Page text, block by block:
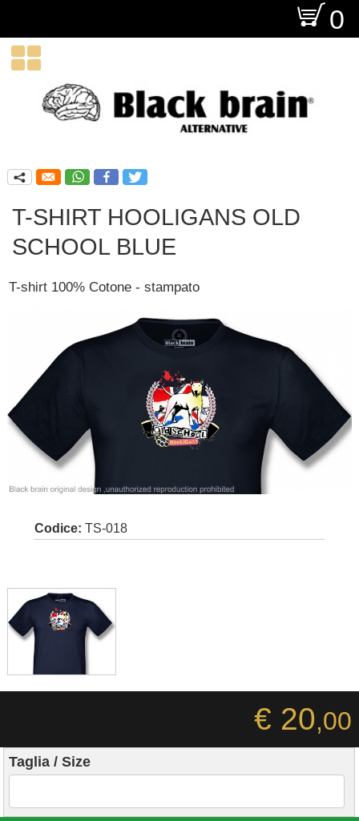
O 0

q
T-SHIRT HOOLIGANS OLD
SCHOOL BLUE
T-shirt 100% Cotone - stampato
Codice:TS-018
€ 20,00
Taglia / Size